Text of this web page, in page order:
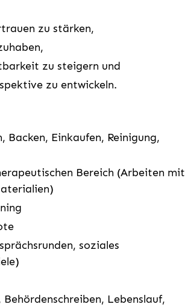
zu stärken,
zu steigern und
zu entwickeln.
Backen, Einkaufen, Reinigung,
Bereich (Arbeiten mit
soziales
Lebenslauf,